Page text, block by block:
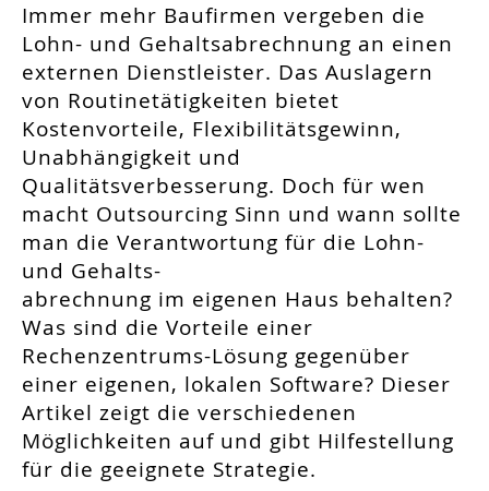
Immer mehr Baufirmen vergeben die
Lohn- und Gehaltsabrechnung an einen
externen Dienstleister. Das Auslagern
von Routinetätigkeiten bietet
Kostenvorteile, Flexibilitätsgewinn,
Unabhängigkeit und
Qualitätsverbesserung. Doch für wen
macht Outsourcing Sinn und wann sollte
man die Verantwortung für die Lohn-
und Gehalts-
abrechnung im eigenen Haus behalten?
Was sind die Vorteile einer
Rechenzentrums-Lösung gegenüber
einer eigenen, lokalen Software? Dieser
Artikel zeigt die verschiedenen
Möglichkeiten auf und gibt Hilfestellung
für die geeignete Strategie.